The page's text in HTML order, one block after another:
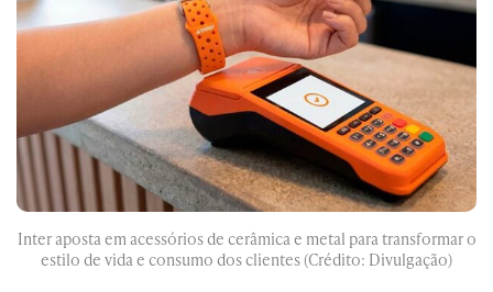
Inter aposta em acessórios de cerâmica e metal para transformar o
estilo de vida e consumo dos clientes (Crédito: Divulgação)